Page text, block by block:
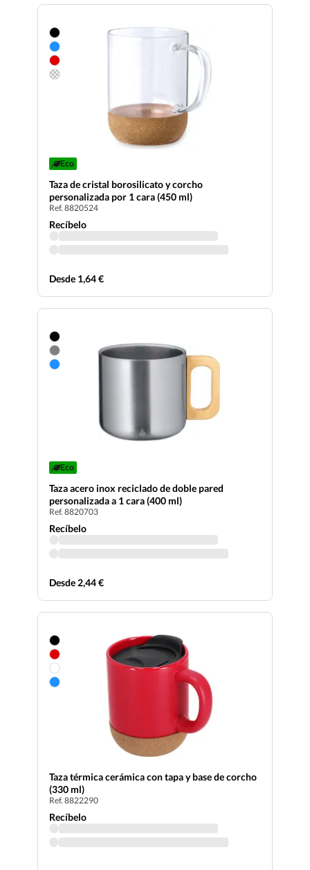
Eco
Taza de cristal borosilicato y corcho
personalizada por 1 cara (450 ml)
Ref. 8820524
Recíbelo
Desde 1,64 €
Eco
Taza acero inox reciclado de doble pared
personalizada a 1 cara (400 ml)
Ref. 8820703
Recíbelo
Desde 2,44 €
Taza térmica cerámica con tapa y base de corcho
(330 ml)
Ref. 8822290
Recíbelo